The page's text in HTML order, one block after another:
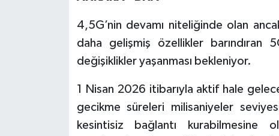
4,5G’nin devamı niteliğinde olan
daha gelişmiş özellikler
değişiklikler yaşanması bekleniyor.
1 Nisan 2026 itibarıyla aktif hale
gecikme süreleri milisaniyeler
kesintisiz bağlantı kurabilmesine